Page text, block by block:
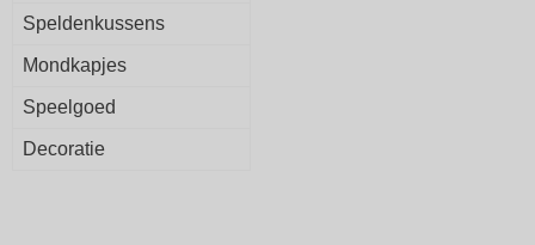
Speldenkussens
Mondkapjes
Speelgoed
Decoratie